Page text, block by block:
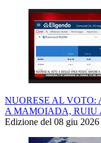
NUORESE AL VOTO:
A MAMOIADA, RUIU
Edizione del 08 giu